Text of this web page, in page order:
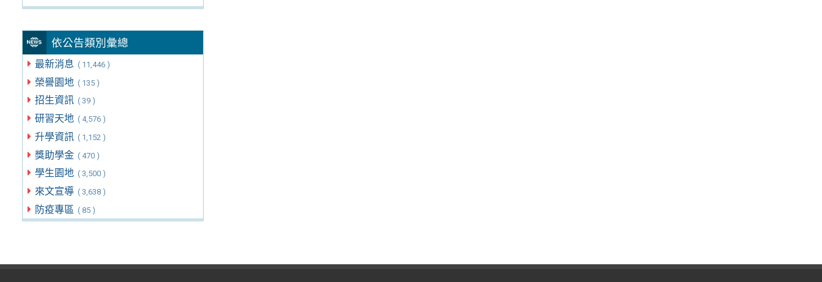
依公告類別彙總
最新消息 ( 11,446 )
榮譽園地 ( 135 )
招生資訊 ( 39 )
研習天地 ( 4,576 )
升學資訊 ( 1,152 )
獎助學金 ( 470 )
學生園地 ( 3,500 )
來文宣導 ( 3,638 )
防疫專區 ( 85 )